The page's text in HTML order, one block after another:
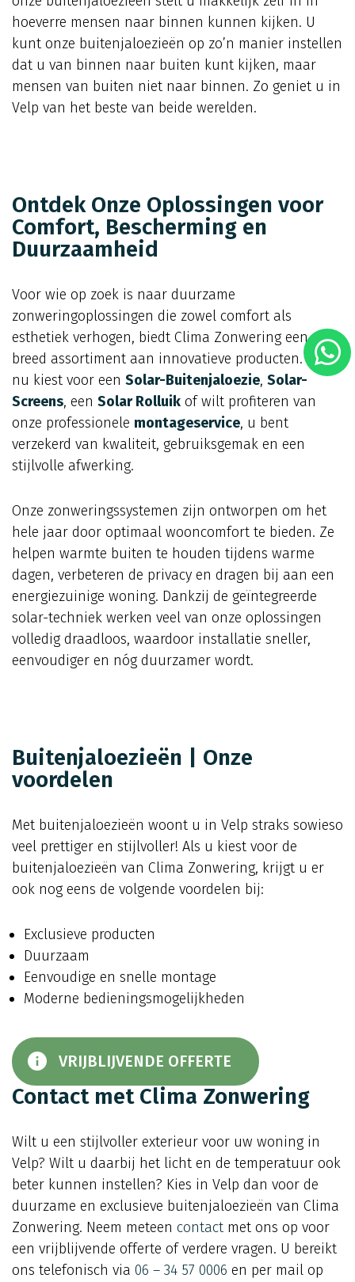
hoeverre mensen naar binnen kunnen kijken. U
kunt onze buitenjaloezieën op zo’n manier instellen
dat u van binnen naar buiten kunt kijken, maar
mensen van buiten niet naar binnen. Zo geniet u in
Velp van het beste van beide werelden.
Ontdek Onze Oplossingen voor
Comfort, Bescherming en
Duurzaamheid
Voor wie op zoek is naar duurzame
zonweringoplossingen die zowel comfort als
esthetiek verhogen, biedt Clima Zonwering een
breed assortiment aan innovatieve producten. Of u
nu kiest voor een Solar-Buitenjaloezie, Solar-
Screens, een Solar Rolluik of wilt profiteren van
onze professionele montageservice, u bent
verzekerd van kwaliteit, gebruiksgemak en een
stijlvolle afwerking.
Onze zonweringssystemen zijn ontworpen om het
hele jaar door optimaal wooncomfort te bieden. Ze
helpen warmte buiten te houden tijdens warme
dagen, verbeteren de privacy en dragen bij aan een
energiezuinige woning. Dankzij de geïntegreerde
solar-techniek werken veel van onze oplossingen
volledig draadloos, waardoor installatie sneller,
eenvoudiger en nóg duurzamer wordt.
Buitenjaloezieën | Onze
voordelen
Met buitenjaloezieën woont u in Velp straks sowieso
veel prettiger en stijlvoller! Als u kiest voor de
buitenjaloezieën van Clima Zonwering, krijgt u er
ook nog eens de volgende voordelen bij:
Exclusieve producten
Duurzaam
Eenvoudige en snelle montage
Moderne bedieningsmogelijkheden
VRIJBLIJVENDE OFFERTE
Contact met Clima Zonwering
Wilt u een stijlvoller exterieur voor uw woning in
Velp? Wilt u daarbij het licht en de temperatuur ook
beter kunnen instellen? Kies in Velp dan voor de
duurzame en exclusieve buitenjaloezieën van Clima
Zonwering. Neem meteen contact met ons op voor
een vrijblijvende offerte of verdere vragen. U bereikt
ons telefonisch via 06 – 34 57 0006 en per mail op